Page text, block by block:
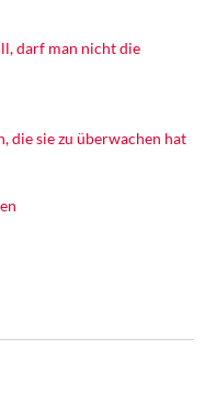
darf man nicht die
die sie zu überwachen hat